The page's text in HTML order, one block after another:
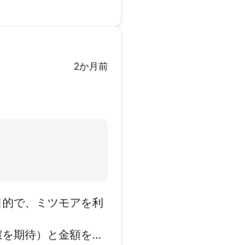
ことが安心感につ
2か月前
で、ミツモアを利
期待）と金額を考